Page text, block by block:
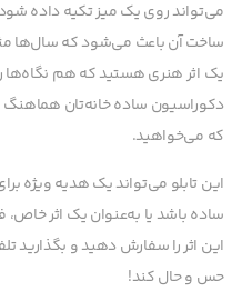
می‌تواند روی یک میز تکیه داده
ساخت آن باعث می‌شود که سال‌ها مثل
یک اثر هنری هستید که هم نگاه‌ها
دکوراسیون ساده خانه‌تان هماهنگ
که می‌خواهید.
این تابلو می‌تواند یک هدیه ویژه
ساده باشد یا به‌عنوان یک اثر خاص،
این اثر را سفارش دهید و بگذارید
حس و حال کند!